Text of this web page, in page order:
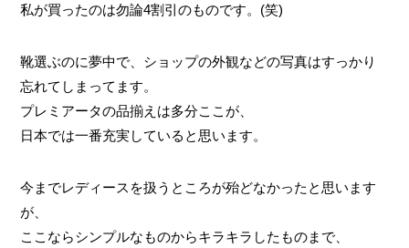
私が買ったのは勿論4割引のものです。(笑)
靴選ぶのに夢中で、ショップの外観などの写真はすっかり
忘れてしまってます。
プレミアータの品揃えは多分ここが、
日本では一番充実していると思います。
今までレディースを扱うところが殆どなかったと思います
が、
ここならシンプルなものからキラキラしたものまで、